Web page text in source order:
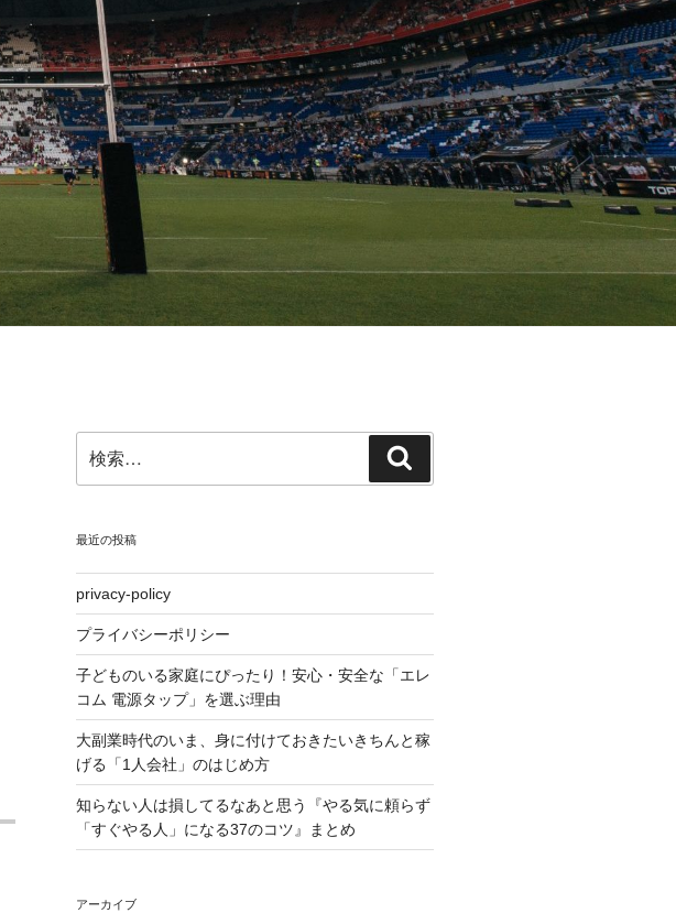
索:
索
最近の投稿
privacy-policy
プライバシーポリシー
子どものいる家庭にぴったり！安心・安全な「エレ
コム 電源タップ」を選ぶ理由
大副業時代のいま、身に付けておきたいきちんと稼
げる「1人会社」のはじめ方
知らない人は損してるなあと思う『やる気に頼らず
「すぐやる人」になる37のコツ』まとめ
アーカイブ